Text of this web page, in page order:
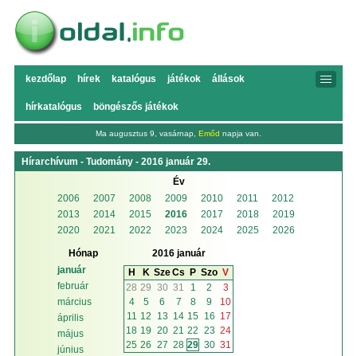
kezdőlap hírek katalógus játékok állások
hírkatalógus böngészős játékok
Ma augusztus 9, vasárnap, Emőd napja van.
Hírarchívum - Tudomány - 2016 január 29.
Év
2006
2007 2008 2009 2010 2011
2012
2013
2014 2015 2016 2017 2018
2019
2020
2021 2022 2023 2024 2025 2026
Hónap
január
február
március
április
május
június
2016 január
H
K SzeCs P Szo V
28 29 30 31 1 2
3
4
5 6 7 8 9
10
11 12 13 14 15 16 17
18 19 20 21 22 23 24
25 26 27 28 29 30 31